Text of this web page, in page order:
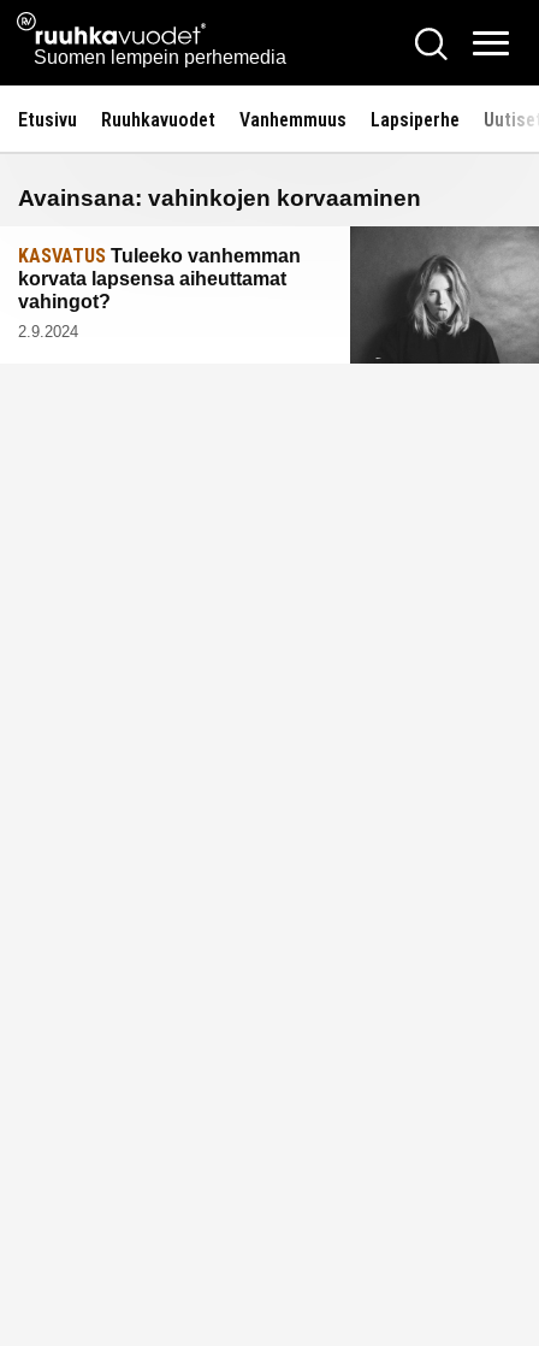
Siirry
sisältöön
Ruuhkavuodet.fi
Suomen lempein perhemedia
Hae
Etusivu Ruuhkavuodet Vanhemmuus Lapsiperhe
Avainsana: vahinkojen korvaaminen
KASVATUS Tuleeko vanhemman
korvata lapsensa aiheuttamat
vahingot?
2.9.2024